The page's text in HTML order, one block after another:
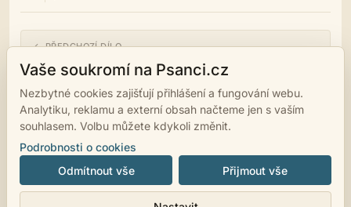
← PŘEDCHOZÍ DÍLO
Úvaha
NÁSLEDUJÍCÍ DÍLO →
Nastavení cookies
Vaše soukromí na Psanci.cz
Nezbytné cookies zajišťují přihlášení a fungování webu.
Analytiku, reklamu a externí obsah načteme jen s vaším
souhlasem. Volbu můžete kdykoli změnit.
Podrobnosti o cookies
Odmítnout vše
Přijmout vše